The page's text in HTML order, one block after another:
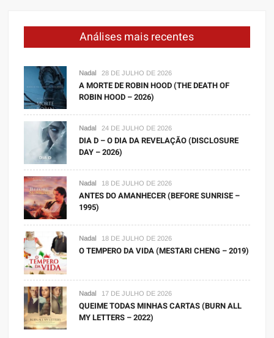
Análises mais recentes
Nadal 28 DE JULHO DE 2026
A MORTE DE ROBIN HOOD (THE DEATH OF
ROBIN HOOD – 2026)
Nadal 24 DE JULHO DE 2026
DIA D – O DIA DA REVELAÇÃO (DISCLOSURE
DAY – 2026)
Nadal 18 DE JULHO DE 2026
ANTES DO AMANHECER (BEFORE SUNRISE –
1995)
Nadal 18 DE JULHO DE 2026
O TEMPERO DA VIDA (MESTARI CHENG – 2019)
Nadal 17 DE JULHO DE 2026
QUEIME TODAS MINHAS CARTAS (BURN ALL
MY LETTERS – 2022)